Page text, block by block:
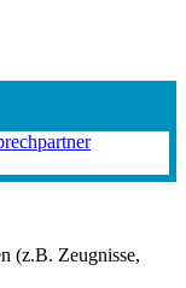
(z.B. Zeugnisse,